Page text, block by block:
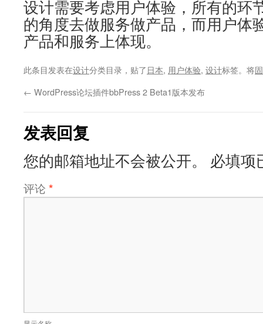
设计需要考虑用户体验，所有的环
的角度去做服务做产品，而用户体
产品和服务上体现。
此条目发表在设计分类目录，贴了日本, 用户体验, 设计标签。将
← WordPress论坛插件bbPress 2 Beta1版本发布
发表回复
您的邮箱地址不会被公开。 必填项
评论 *